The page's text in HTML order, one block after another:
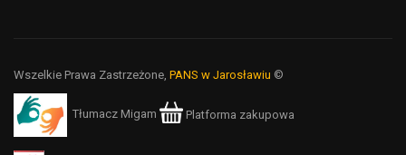
Wszelkie Prawa Zastrzeżone, PANS w Jarosławiu ©
Tłumacz Migam Platforma zakupowa